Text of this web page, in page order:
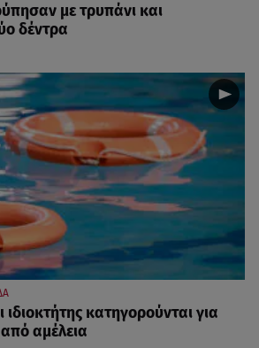
με τρυπάνι και
δέντρα
ιδιοκτήτης κατηγορούνται για
αμέλεια